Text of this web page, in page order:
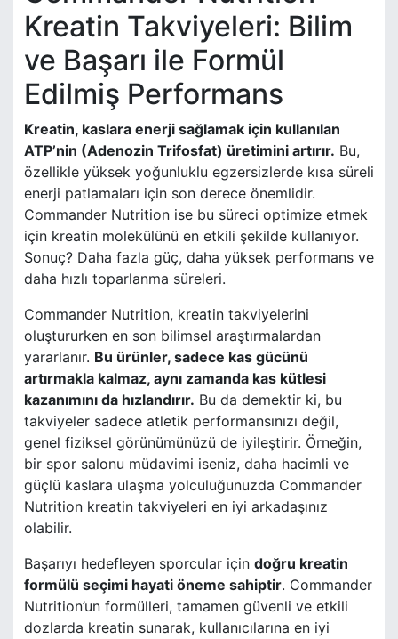
Kreatin Takviyeleri: Bilim
ve Başarı ile Formül
Edilmiş Performans
Kreatin, kaslara enerji sağlamak için kullanılan
ATP’nin (Adenozin Trifosfat) üretimini artırır. Bu,
özellikle yüksek yoğunluklu egzersizlerde kısa süreli
enerji patlamaları için son derece önemlidir.
Commander Nutrition ise bu süreci optimize etmek
için kreatin molekülünü en etkili şekilde kullanıyor.
Sonuç? Daha fazla güç, daha yüksek performans ve
daha hızlı toparlanma süreleri.
Commander Nutrition, kreatin takviyelerini
oluştururken en son bilimsel araştırmalardan
yararlanır. Bu ürünler, sadece kas gücünü
artırmakla kalmaz, aynı zamanda kas kütlesi
kazanımını da hızlandırır. Bu da demektir ki, bu
takviyeler sadece atletik performansınızı değil,
genel fiziksel görünümünüzü de iyileştirir. Örneğin,
bir spor salonu müdavimi iseniz, daha hacimli ve
güçlü kaslara ulaşma yolculuğunuzda Commander
Nutrition kreatin takviyeleri en iyi arkadaşınız
olabilir.
Başarıyı hedefleyen sporcular için doğru kreatin
formülü seçimi hayati öneme sahiptir. Commander
Nutrition’un formülleri, tamamen güvenli ve etkili
dozlarda kreatin sunarak, kullanıcılarına en iyi